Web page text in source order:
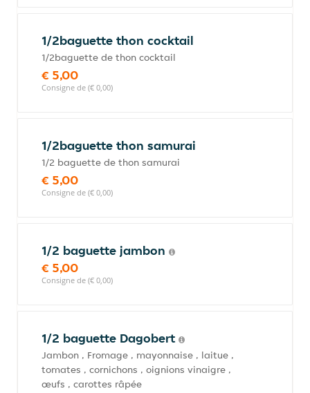
1/2baguette thon cocktail
1/2baguette de thon cocktail
€ 5,00
Consigne de (€ 0,00)
1/2baguette thon samurai
1/2 baguette de thon samurai
€ 5,00
Consigne de (€ 0,00)
1/2 baguette jambon
€ 5,00
Consigne de (€ 0,00)
1/2 baguette Dagobert
Jambon , Fromage , mayonnaise , laitue ,
tomates , cornichons , oignions vinaigre ,
œufs , carottes râpée